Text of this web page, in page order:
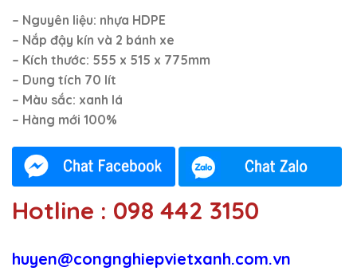
– Nguyên liệu: nhựa HDPE
– Nắp đậy kín và 2 bánh xe
– Kích thước: 555 x 515 x 775mm
– Dung tích 70 lít
– Màu sắc: xanh lá
– Hàng mới 100%
Hotline : 098 442 3150
huyen@congnghiepvietxanh.com.vn